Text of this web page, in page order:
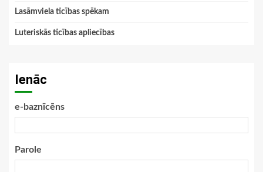
Lasāmviela ticības spēkam
Luteriskās ticības apliecības
Ienāc
e-baznīcēns
Parole